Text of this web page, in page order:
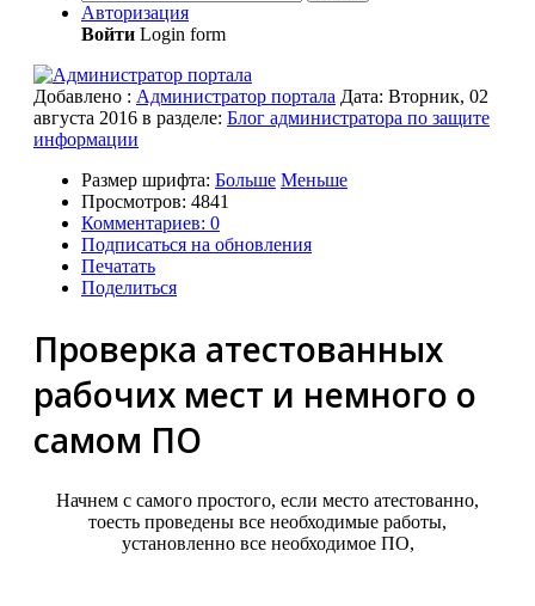
Авторизация
Войти Login form
Добавлено : Администратор портала Дата: Вторник, 02
августа 2016 в разделе: Блог администратора по защите
информации
Размер шрифта: Больше Меньше
Просмотров: 4841
Комментариев: 0
Подписаться на обновления
Печатать
Поделиться
Проверка атестованных
рабочих мест и немного о
самом ПО
Начнем с самого простого, если место атестованно,
тоесть проведены все необходимые работы,
установленно все необходимое ПО,